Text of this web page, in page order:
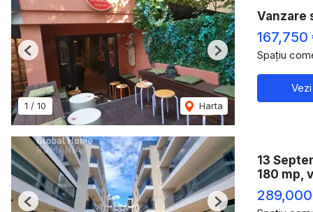
1 / 10 Harta
Previous Next
Vanzare
167,750
Spațiu
Previous Next
13
180 mp,